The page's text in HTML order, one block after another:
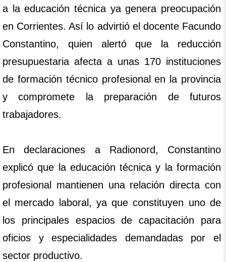
a la educación técnica ya genera preocupación
en Corrientes. Así lo advirtió el docente Facundo
Constantino, quien alertó que la reducción
presupuestaria afecta a unas 170 instituciones
de formación técnico profesional en la provincia
y compromete la preparación de futuros
trabajadores.
En declaraciones a Radionord, Constantino
explicó que la educación técnica y la formación
profesional mantienen una relación directa con
el mercado laboral, ya que constituyen uno de
los principales espacios de capacitación para
oficios y especialidades demandadas por el
sector productivo.